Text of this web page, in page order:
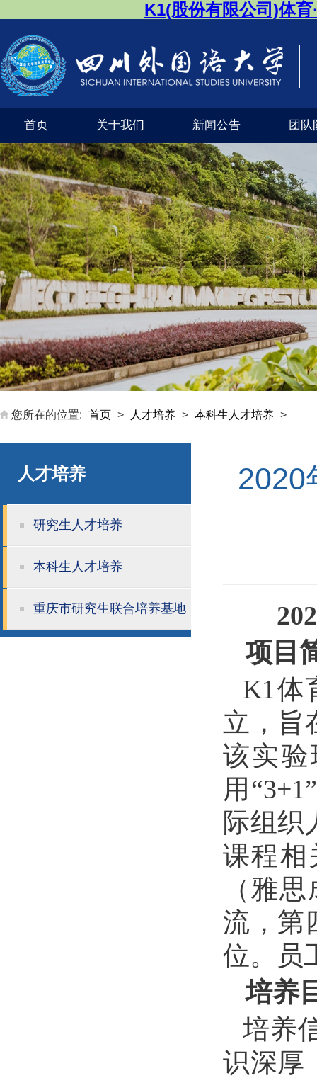
K1(股份有限公司)体
首页 关于我们 新闻公告 团队
公司风采 外交外事市级实验教学示范中心（
您所在的位置: 首页 > 人才培养 > 本科生人才培养 >
人才培养
研究生人才培养
本科生人才培养
重庆市研究生联合培养基地
2020
20
项目
K1体
立，旨
该实
用 “3+1
际组织
课程相
（雅
流，第
位。员
培养
培养
识深厚